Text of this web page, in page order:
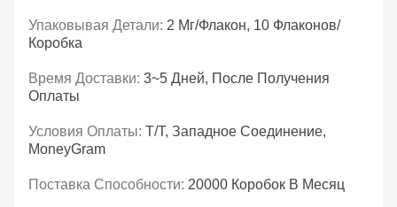
Упаковывая Детали: 2 Мг/флакон, 10 Флаконов/
Коробка
Время Доставки: 3~5 Дней, После Получения
Оплаты
Условия Оплаты: T/T, Западное Соединение,
MoneyGram
Поставка Способности: 20000 Коробок В Месяц